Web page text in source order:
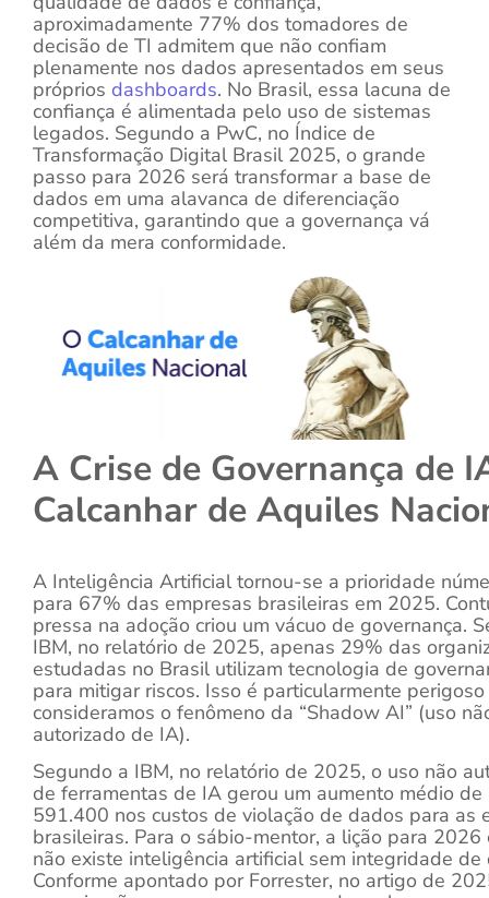
aproximadamente 77% dos tomadores de
decisão de TI admitem que não confiam
plenamente nos dados apresentados em seus
próprios dashboards. No Brasil, essa lacuna de
confiança é alimentada pelo uso de sistemas
legados. Segundo a PwC, no Índice de
Transformação Digital Brasil 2025, o grande
passo para 2026 será transformar a base de
dados em uma alavanca de diferenciação
competitiva, garantindo que a governança vá
além da mera conformidade.
A Crise de Governança de
Calcanhar de Aquiles
A Inteligência Artificial tornou-se a prioridade
para 67% das empresas brasileiras em 2025.
pressa na adoção criou um vácuo de governança.
IBM, no relatório de 2025, apenas 29% das
estudadas no Brasil utilizam tecnologia de
para mitigar riscos. Isso é particularmente
consideramos o fenômeno da “Shadow AI” (uso
autorizado de IA).
Segundo a IBM, no relatório de 2025, o uso não
de ferramentas de IA gerou um aumento médio de
591.400 nos custos de violação de dados para as
brasileiras. Para o sábio-mentor, a lição para 2026
não existe inteligência artificial sem integridade de
Conforme apontado por Forrester, no artigo de